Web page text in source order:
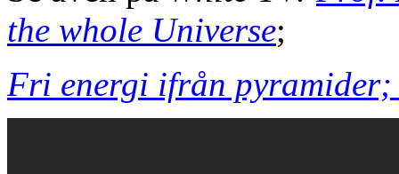
the whole Universe;
Fri energi ifrån pyramider;